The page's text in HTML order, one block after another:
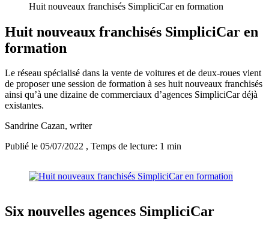
Huit nouveaux franchisés SimpliciCar en formation
Huit nouveaux franchisés SimpliciCar en
formation
Le réseau spécialisé dans la vente de voitures et de deux-roues vient
de proposer une session de formation à ses huit nouveaux franchisés
ainsi qu’à une dizaine de commerciaux d’agences SimpliciCar déjà
existantes.
Sandrine Cazan, writer
Publié le 05/07/2022 , Temps de lecture: 1 min
Six nouvelles agences SimpliciCar